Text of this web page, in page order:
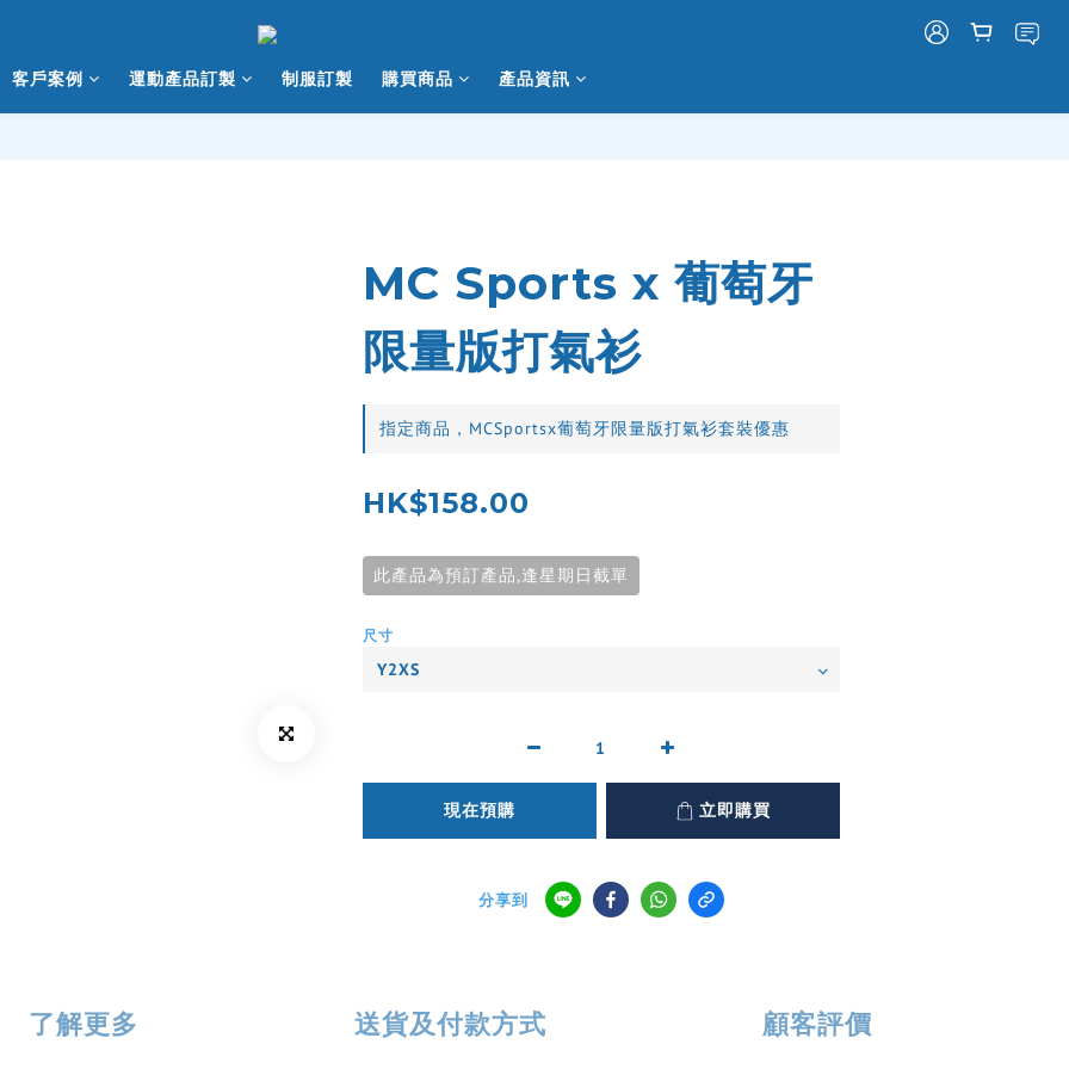
客戶案例 運動產品訂製 制服訂製 購買商品 產品資訊
MC Sports x 葡萄牙
限量版打氣衫
指定商品，MCSportsx葡萄牙限量版打氣衫套裝優惠
HK$158.00
此產品為預訂產品,逢星期日截單
尺寸
現在預購 立即購買
分享到
了解更多 送貨及付款方式 顧客評價